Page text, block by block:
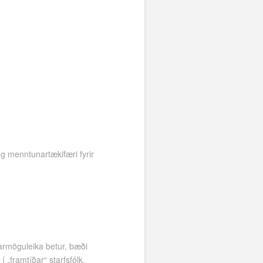
menntunartækifæri fyrir
betur, bæði
starfsfólk.